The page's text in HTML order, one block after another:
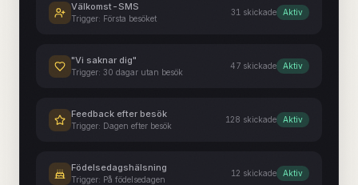
Välkomst-SMS
Trigger: Första besöket
31 skickade Aktiv
"Vi saknar dig"
Trigger: 30 dagar utan besök
47 skickade Aktiv
Feedback efter besök
Trigger: Dagen efter besök
128 skickade Aktiv
Födelsedagshälsning
Trigger: På födelsedagen
12 skickade Aktiv